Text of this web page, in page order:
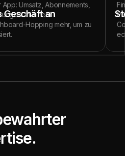
Geschäft an
Umsatz, Abonnements,
In einem
Hopping mehr, um zu